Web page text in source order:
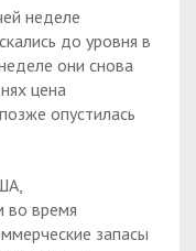
неделе
до уровня в
они снова
цена
опустилась
во время
запасы